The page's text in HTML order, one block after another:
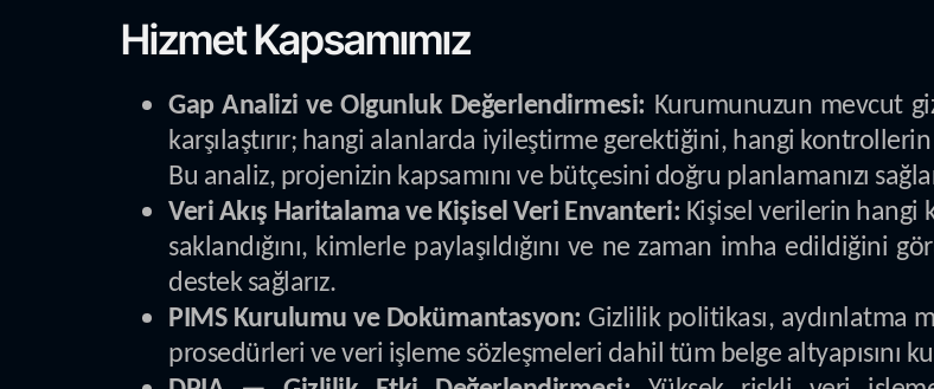
Hizmet Kapsamımız
Gap Analizi ve Olgunluk Değerlendirmesi: Kurumunuzun mevcut
karşılaştırır; hangi alanlarda iyileştirme gerektiğini, hangi kontrollerin
Bu analiz, projenizin kapsamını ve bütçesini doğru planlamanızı
Veri Akış Haritalama ve Kişisel Veri Envanteri: Kişisel verilerin hangi
saklandığını, kimlerle paylaşıldığını ve ne zaman imha edildiğini
destek sağlarız.
PIMS Kurulumu ve Dokümantasyon: Gizlilik politikası, aydınlatma
prosedürleri ve veri işleme sözleşmeleri dahil tüm belge altyapısını